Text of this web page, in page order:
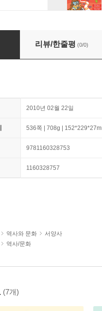
Literarische Skizzen
리뷰/한줄평 (0/0)
2010년 02월 22일
536쪽 | 708g |
9781160328753
1160328757
역사와 문화
서양사
역사/문화
(7개)